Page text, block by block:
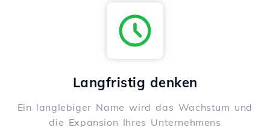
Langfristig denken
Ein langlebiger Name wird das Wachstum und
die Expansion Ihres Unternehmens